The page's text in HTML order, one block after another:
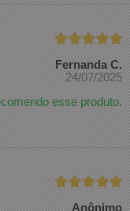
Fernanda C.
24/07/2025
esse produto.
Anônimo